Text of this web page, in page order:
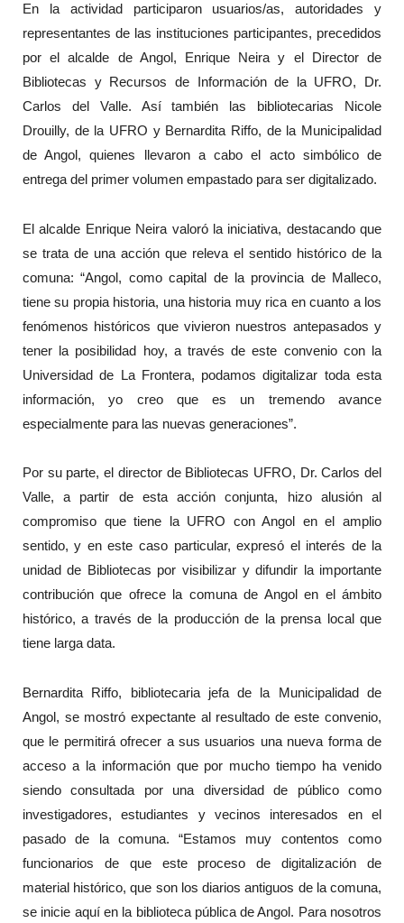
En la actividad participaron usuarios/as, autoridades y
representantes de las instituciones participantes, precedidos
por el alcalde de Angol, Enrique Neira y el Director de
Bibliotecas y Recursos de Información de la UFRO, Dr.
Carlos del Valle. Así también las bibliotecarias Nicole
Drouilly, de la UFRO y Bernardita Riffo, de la Municipalidad
de Angol, quienes llevaron a cabo el acto simbólico de
entrega del primer volumen empastado para ser digitalizado.
El alcalde Enrique Neira valoró la iniciativa, destacando que
se trata de una acción que releva el sentido histórico de la
comuna: “Angol, como capital de la provincia de Malleco,
tiene su propia historia, una historia muy rica en cuanto a los
fenómenos históricos que vivieron nuestros antepasados y
tener la posibilidad hoy, a través de este convenio con la
Universidad de La Frontera, podamos digitalizar toda esta
información, yo creo que es un tremendo avance
especialmente para las nuevas generaciones”.
Por su parte, el director de Bibliotecas UFRO, Dr. Carlos del
Valle, a partir de esta acción conjunta, hizo alusión al
compromiso que tiene la UFRO con Angol en el amplio
sentido, y en este caso particular, expresó el interés de la
unidad de Bibliotecas por visibilizar y difundir la importante
contribución que ofrece la comuna de Angol en el ámbito
histórico, a través de la producción de la prensa local que
tiene larga data.
Bernardita Riffo, bibliotecaria jefa de la Municipalidad de
Angol, se mostró expectante al resultado de este convenio,
que le permitirá ofrecer a sus usuarios una nueva forma de
acceso a la información que por mucho tiempo ha venido
siendo consultada por una diversidad de público como
investigadores, estudiantes y vecinos interesados en el
pasado de la comuna. “Estamos muy contentos como
funcionarios de que este proceso de digitalización de
material histórico, que son los diarios antiguos de la comuna,
se inicie aquí en la biblioteca pública de Angol. Para nosotros